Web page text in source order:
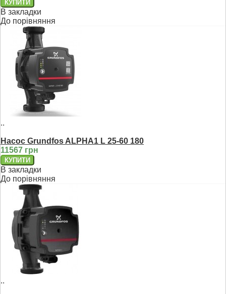
В закладки
До порівняння
..
Насос Grundfos ALPHA1 L 25-60 180
11567 грн
В закладки
До порівняння
..